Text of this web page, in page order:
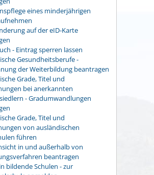
eines minderjährigen
auf der eID-Karte
- Eintrag sperren lassen
Gesundheitsberufe -
der Weiterbildung beantragen
Grade, Titel und
bei anerkannten
- Gradumwandlungen
Grade, Titel und
von ausländischen
führen
in und außerhalb von
beantragen
bildende Schulen - zur